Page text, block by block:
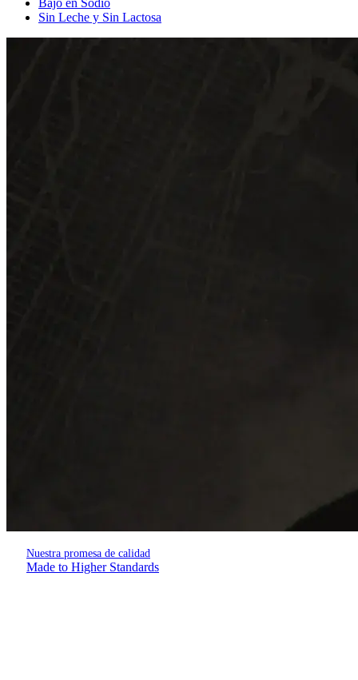
Sin Leche y Sin Lactosa
Nuestra promesa de calidad
Made to Higher Standards